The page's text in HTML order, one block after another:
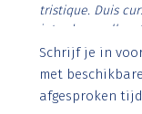
tristique. Duis
interdum nulla,
Aenean faucibus
imperdiet. Nunc
Schrijf je in
met
afgesproken